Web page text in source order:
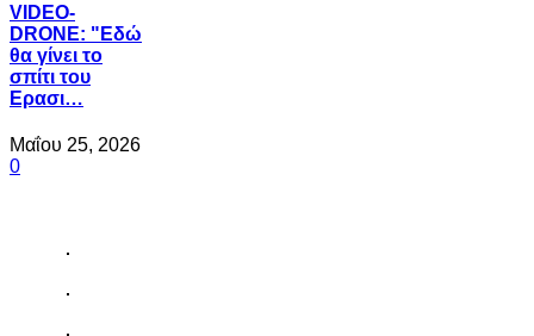
VIDEO-
DRONE: "Εδώ
θα γίνει το
σπίτι του
Ερασι…
Μαΐου 25, 2026
0